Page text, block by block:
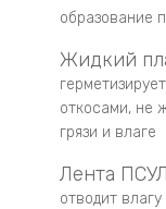
образование
Жидкий
откосами, не
грязи и влаге
Лента ПСУЛ
отводит